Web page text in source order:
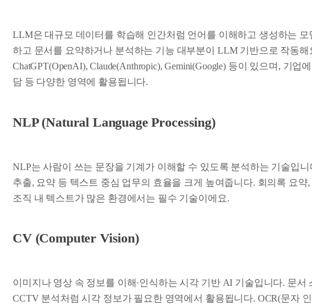
LLM은 대규모 데이터를 학습해 인간처럼 언어를 이해하고 생성하는
하고 문서를 요약하거나 분석하는 기능 대부분이 LLM 기반으로 작동
ChatGPT(OpenAI), Claude(Anthropic), Gemini(Google) 등이 있으며, 기업
담 등 다양한 영역에 활용됩니다.
NLP (Natural Language Processing)
NLP는 사람이 쓰는 문장을 기계가 이해할 수 있도록 분석하는 기술입
추출, 요약 등 텍스트 중심 업무의 효율을 크게 높여줍니다. 회의록 요약
조직 내 텍스트가 많은 환경에서는 필수 기술이에요.
CV (Computer Vision)
이미지나 영상 속 정보를 이해·인식하는 시각 기반 AI 기술입니다. 문서
CCTV 분석처럼 시각 정보가 필요한 영역에서 활용됩니다. OCR(문자